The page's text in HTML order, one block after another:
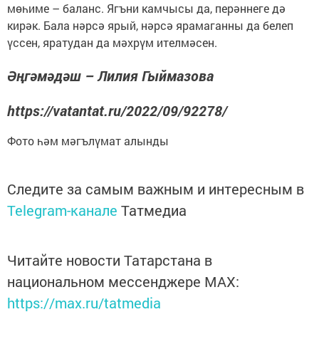
мөһиме – баланс. Ягъни камчысы да, перәннеге дә
кирәк. Бала нәрсә ярый, нәрсә ярамаганны да белеп
үссен, яратудан да мәхрүм ителмәсен.
Әңгәмәдәш – Лилия Гыймазова
https://vatantat.ru/2022/09/92278/
Фото һәм мәгълүмат алынды
Следите за самым важным и интересным в
Telegram-канале Татмедиа
Читайте новости Татарстана в
национальном мессенджере MАХ:
https://max.ru/tatmedia